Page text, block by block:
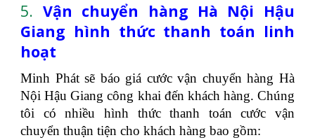
5. Vận chuyển hàng Hà Nội Hậu
Giang hình thức thanh toán linh
hoạt
Minh Phát sẽ báo giá cước vận chuyển hàng Hà
Nội Hậu Giang công khai đến khách hàng. Chúng
tôi có nhiều hình thức thanh toán cước vận
chuyển thuận tiện cho khách hàng bao gồm: